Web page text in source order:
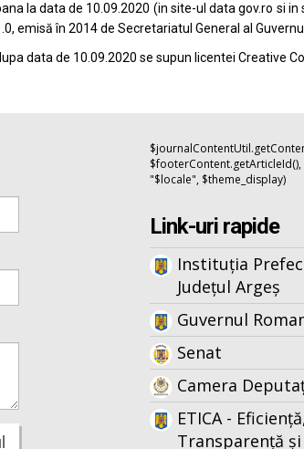
la data de 10.09.2020 (in site-ul datagov.ro si in
emisă în 2014 de Secretariatul General al
data de 10.09.2020 se supun licentei Creative
$footerContent.getArticleId(),
"$locale", $theme_display)
Link-uri rapide
Instituția
Județul Argeș
Guvernul
Senat
Camera
ETICA -
Transparență